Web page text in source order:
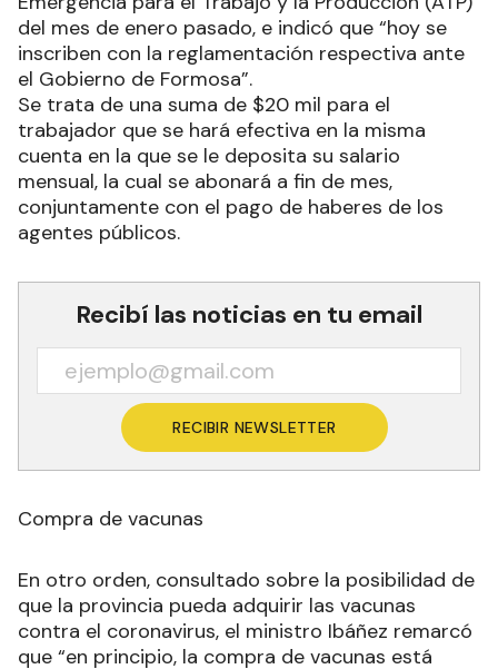
del mes de enero pasado, e indicó que “hoy se
inscriben con la reglamentación respectiva ante
el Gobierno de Formosa”.
Se trata de una suma de $20 mil para el
trabajador que se hará efectiva en la misma
cuenta en la que se le deposita su salario
mensual, la cual se abonará a fin de mes,
conjuntamente con el pago de haberes de los
agentes públicos.
Recibí las noticias en tu email
RECIBIR NEWSLETTER
Compra de vacunas
En otro orden, consultado sobre la posibilidad de
que la provincia pueda adquirir las vacunas
contra el coronavirus, el ministro Ibáñez remarcó
que “en principio, la compra de vacunas está